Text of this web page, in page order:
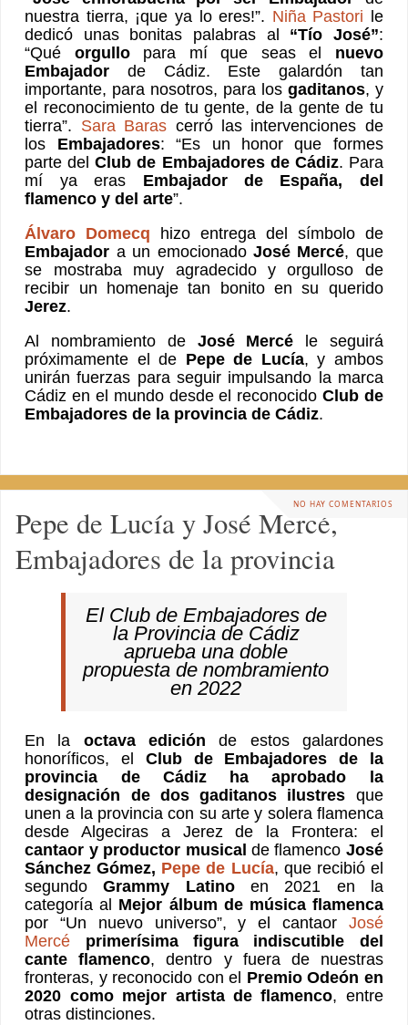
nuestra tierra, ¡que ya lo eres!”. Niña Pastori le
dedicó unas bonitas palabras al “Tío José”:
“Qué orgullopara mí que seas el nuevo
Embajador de Cádiz. Este galardón tan
importante, para nosotros, para los gaditanos, y
el reconocimiento de tu gente, de la gente de tu
tierra”. Sara Baras cerró las intervenciones de
los Embajadores: “Es un honor que formes
parte delClub de Embajadores de Cádiz. Para
mí ya eras Embajador de España, del
flamenco y del arte”.
Álvaro Domecq
hizo entrega del símbolo de
Embajador a un emocionado José Mercé, que
se mostraba muy agradecido y orgulloso de
recibir un homenaje tan bonito en su querido
Jerez.
Al nombramiento de José Mercé le seguirá
próximamente el de Pepe de Lucía, y ambos
unirán fuerzas para seguir impulsando la marca
Cádiz en el mundo desde el reconocido Club de
Embajadores de la provincia de Cádiz.
NO HAY COMENTARIOS
Pepe de Lucía y José Mercé,
Embajadores de la provincia
El Club de Embajadores de
la Provincia de Cádiz
aprueba una doble
propuesta de nombramiento
en 2022
En la octava edición de estos galardones
honoríficos, el Club de Embajadores de la
provincia de Cádiz ha aprobado la
designación de dos gaditanos ilustres que
unen a la provincia con su arte y solera flamenca
desde Algeciras a Jerez de la Frontera: el
cantaor y productor musical de flamenco José
Sánchez Gómez, Pepe de Lucía, que recibió el
segundoGrammy Latinoen 2021 en la
categoría al Mejor álbum de música flamenca
por “Un nuevo universo”, y el cantaor José
Mercé
primerísima figura indiscutible del
cante flamenco, dentro y fuera de nuestras
fronteras, y reconocido con el Premio Odeón en
2020 como mejor artista de flamenco, entre
otras distinciones.